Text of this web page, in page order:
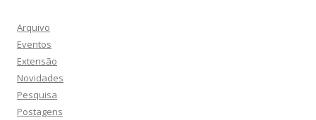
Arquivo
Eventos
Extensão
Novidades
Pesquisa
Postagens